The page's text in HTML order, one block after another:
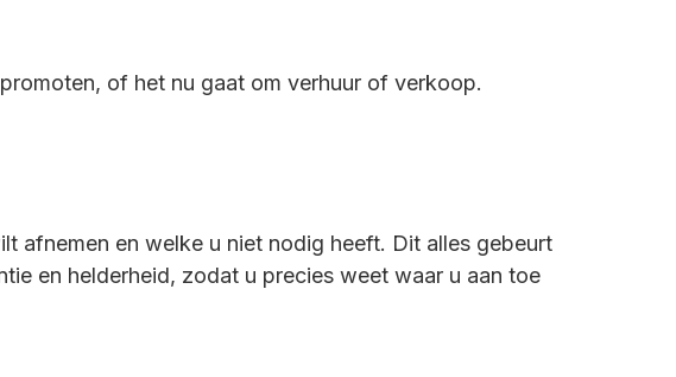
of het nu gaat om verhuur of verkoop.
afnemen en welke u niet nodig heeft. Dit alles gebeurt
en helderheid, zodat u precies weet waar u aan toe